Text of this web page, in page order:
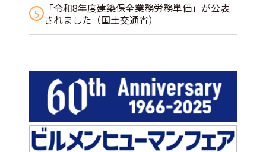
5
「令和8年度建築保全業務労務単価」が公表
されました（国土交通省）